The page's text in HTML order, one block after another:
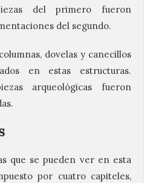
del primero fueron
del segundo.
dovelas y canecillos
en estas estructuras.
arqueológicas fueron
que se pueden ver en esta
por cuatro capiteles,